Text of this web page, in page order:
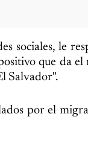
sociales, le
que da
Salvador".
por el